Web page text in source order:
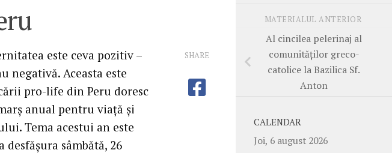
este ceva pozitiv –
negativă. Aceasta este
pro-life din Peru doresc
anual pentru viaţă şi
Tema acestui an este
desfăşura sâmbătă, 26
SHARE
MATERIALUL ANTERIOR
Al cincilea pelerinaj al
comunităţilor greco-
catolice la Bazilica Sf.
Anton
CALENDAR
Joi, 6 august 2026